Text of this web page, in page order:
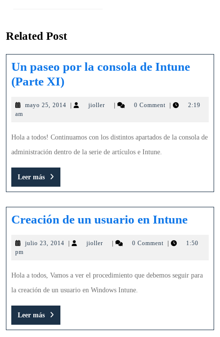
Related Post
Un paseo por la consola de Intune
(Parte XI)Un
por
consola
de
mayo 25, 2014 mayo
jioller jioller 0 Comment
2:19
am
Hola a todos! Continuamos con los distintos apartados de la consola de
administración dentro de la serie de artículos e Intune.
Leer más
más
Creación de un usuario en Intune
un
en
julio 23, 2014 julio
jioller jioller 0 Comment
1:50
pm
Hola a todos, Vamos a ver el procedimiento que debemos seguir para
la creación de un usuario en Windows Intune.
Leer más
más